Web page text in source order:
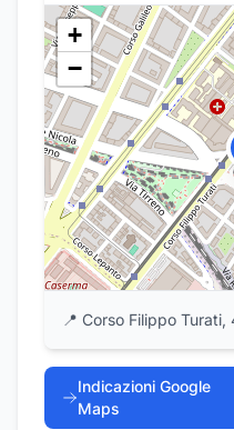
+
−
📍 Corso Filippo Turati,
Indicazioni Google
Maps